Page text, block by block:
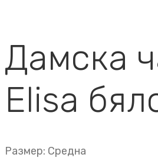
Дамска
Elisa
Размер: Средна